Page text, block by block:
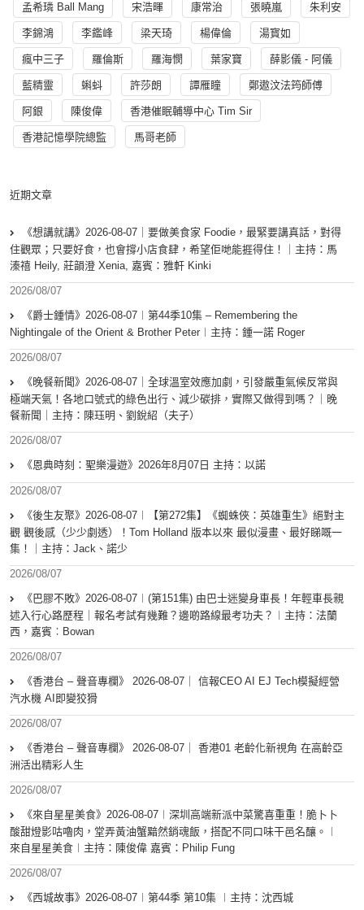
孟希璘 Ball Mang 宋浩暉 康常治 張曉嵐 朱利安
李錦鴻 李鑑峰 梁天琦 楊偉倫 湯寳如
瘋中三子 羅倫斯 羅海憫 葉家寶 薛影儀 - 阿儀
藍精靈 蝌蚪 許莎朗 譚雁瞳 鄭遨汶法筠師傅
阿銀 陳俊偉 香港催眠輔導中心 Tim Sir
香港記憶學院總監 馬哥老師
近期文章
《想講就講》2026-08-07｜要做美食家 Foodie，最緊要講真話，對得
住觀眾；只要好食，也會撐小店食肆，希望佢哋能捱得住！｜主持：馬
溱禧 Heily, 莊韻澄 Xenia, 嘉賓：雅軒 Kinki
2026/08/07
《爵士鍾情》2026-08-07︱第44季10集 – Remembering the
Nightingale of the Orient & Brother Peter︱主持：鍾一諾 Roger
2026/08/07
《晚餐新聞》2026-08-07｜全球溫室效應加劇，引發嚴重氣候反常與
極端天氣！各地口號式的綠色出行、減少碳排，實際又做得到嗎？｜晚
餐新聞｜主持：陳珏明、劉銳紹（夫子）
2026/08/07
《恩典時刻：聖樂漫遊》2026年8月07日 主持：以諾
2026/08/07
《後生友聚》2026-08-07︱【第272集】《蜘蛛俠：英雄重生》絕對主
觀 觀後感（少少劇透）！Tom Holland 版本以來 最似漫畫、最好睇嘅一
集！｜主持：Jack、諾少
2026/08/07
《巴膠不敗》2026-08-07︱(第151集) 由巴士迷變身車長！年輕車長親
述入行心路歷程｜報名考試有幾難？邊啲路線最考功夫？︱主持：法蘭
西，嘉賓︰Bowan
2026/08/07
《香港台 – 聲音專欄》 2026-08-07｜ 信報CEO AI EJ Tech模擬經營
汽水機 AI即變狡猾
2026/08/07
《香港台 – 聲音專欄》 2026-08-07｜ 香港01 老齡化新視角 在高齡亞
洲活出精彩人生
2026/08/07
《來自星星美食》2026-08-07︱深圳高端新派中菜驚喜重重！脆卜卜
酸甜燈影咕嚕肉，堂弄黃油蟹黯然銷魂飯，搭配不同口味干邑名釀。︱
來自星星美食︱主持：陳俊偉 嘉賓：Philip Fung
2026/08/07
《西城故事》2026-08-07︱第44季 第10集 ︱主持：沈西城